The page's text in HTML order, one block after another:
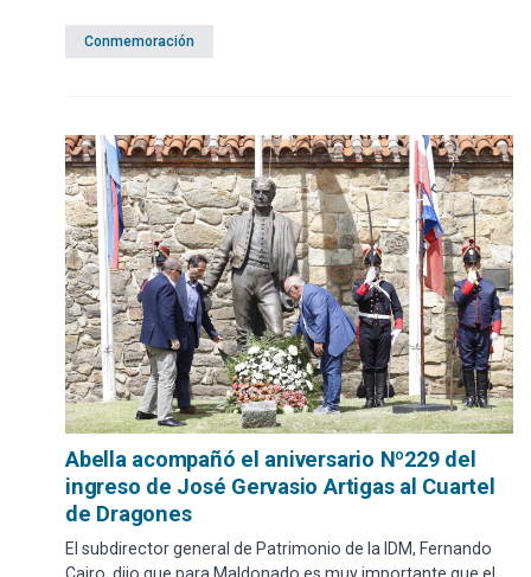
Conmemoración
Abella acompañó el aniversario Nº229 del
ingreso de José Gervasio Artigas al Cuartel
de Dragones
El subdirector general de Patrimonio de la IDM, Fernando